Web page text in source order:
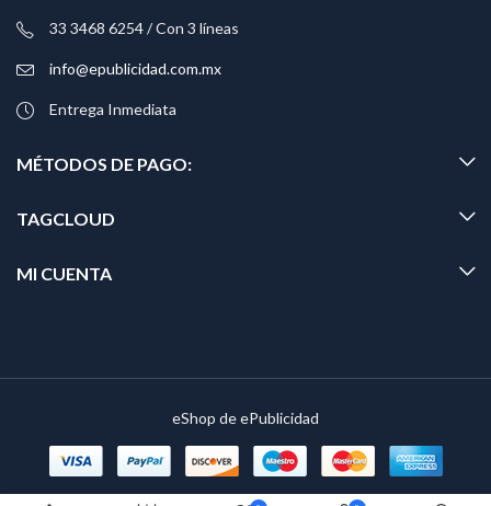
33 3468 6254 / Con 3 líneas
info@epublicidad.com.mx
Entrega Inmediata
MÉTODOS DE PAGO:
TAGCLOUD
MI CUENTA
eShop de ePublicidad